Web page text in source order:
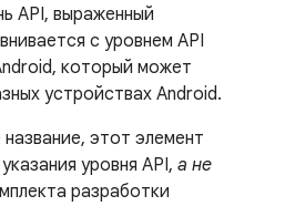
API, выраженный
с уровнем API
который может
устройствах Android.
этот элемент
уровня API, а не
разработки